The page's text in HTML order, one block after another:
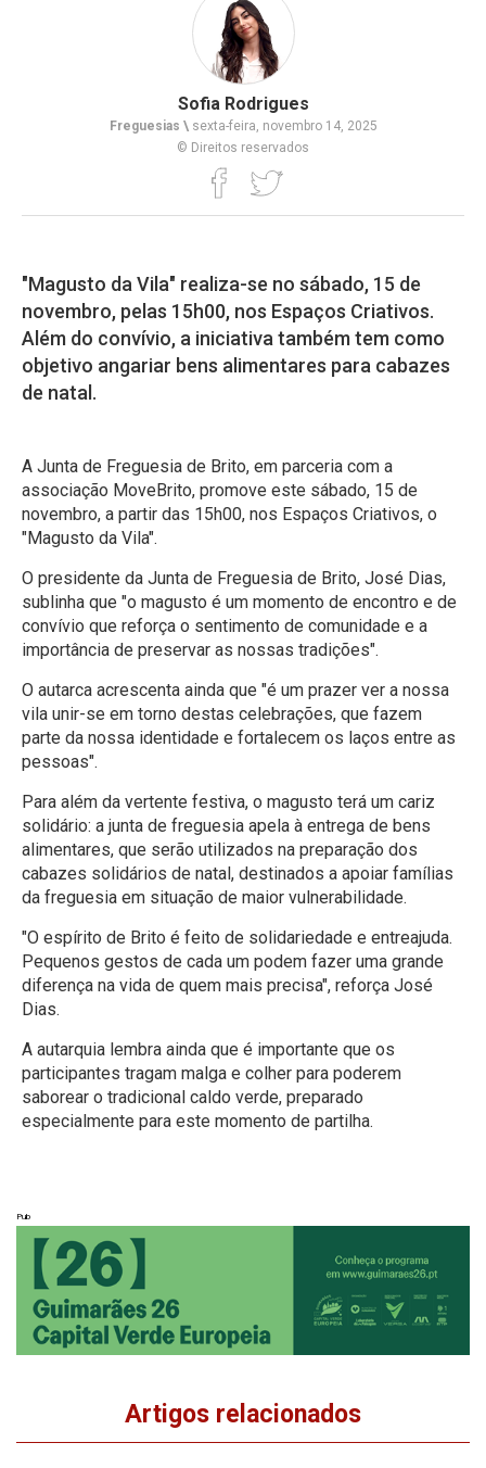
Sofia Rodrigues
Freguesias \sexta-feira, novembro 14, 2025
© Direitos reservados
"Magusto da Vila" realiza-se no sábado, 15 de
novembro, pelas 15h00, nos Espaços Criativos.
Além do convívio, a iniciativa também tem como
objetivo angariar bens alimentares para cabazes
de natal.
A Junta de Freguesia de Brito, em parceria com a
associação MoveBrito, promove este sábado, 15 de
novembro, a partir das 15h00, nos Espaços Criativos, o
"Magusto da Vila".
O presidente da Junta de Freguesia de Brito, José Dias,
sublinha que "o magusto é um momento de encontro e de
convívio que reforça o sentimento de comunidade e a
importância de preservar as nossas tradições".
O autarca acrescenta ainda que "é um prazer ver a nossa
vila unir-se em torno destas celebrações, que fazem
parte da nossa identidade e fortalecem os laços entre as
pessoas".
Para além da vertente festiva, o magusto terá um cariz
solidário: a junta de freguesia apela à entrega de bens
alimentares, que serão utilizados na preparação dos
cabazes solidários de natal, destinados a apoiar famílias
da freguesia em situação de maior vulnerabilidade.
"O espírito de Brito é feito de solidariedade e entreajuda.
Pequenos gestos de cada um podem fazer uma grande
diferença na vida de quem mais precisa", reforça José
Dias.
A autarquia lembra ainda que é importante que os
participantes tragam malga e colher para poderem
saborear o tradicional caldo verde, preparado
especialmente para este momento de partilha.
Pub
Artigos relacionados